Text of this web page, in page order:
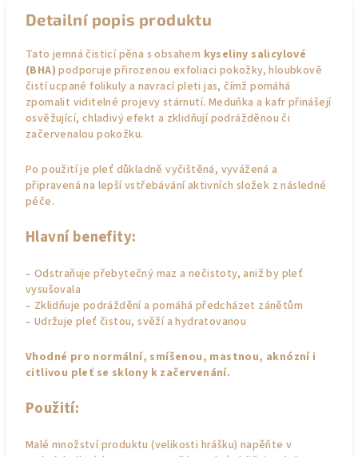
Detailní popis produktu
Tato jemná čisticí pěna s obsahem kyseliny salicylové
(BHA) podporuje přirozenou exfoliaci pokožky, hloubkově
čistí ucpané folikuly a navrací pleti jas, čímž pomáhá
zpomalit viditelné projevy stárnutí. Meduňka a kafr přinášejí
osvěžující, chladivý efekt a zklidňují podrážděnou či
začervenalou pokožku.
Po použití je pleť důkladně vyčištěná, vyvážená a
připravená na lepší vstřebávání aktivních složek z následné
péče.
Hlavní benefity:
– Odstraňuje přebytečný maz a nečistoty, aniž by pleť
vysušovala
– Zklidňuje podráždění a pomáhá předcházet zánětům
– Udržuje pleť čistou, svěží a hydratovanou
Vhodné pro normální, smíšenou, mastnou, aknózní i
citlivou pleť se sklony k začervenání.
Použití:
Malé množství produktu (velikosti hrášku) napěňte v